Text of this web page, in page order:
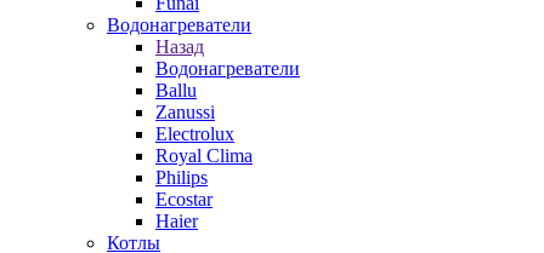
Водонагреватели
Назад
Водонагреватели
Ballu
Zanussi
Electrolux
Royal Clima
Philips
Ecostar
Haier
Котлы